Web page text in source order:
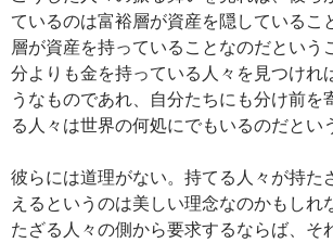
ているのは富裕層が資産を隠しているこ
層が資産を持っていることなのだという
分よりも金を持っている人々を見つけれ
うなものであれ、自分たちにも分け前を
る人々は世界の何処にでもいるのだとい
彼らには道理がない。持てる人々が持た
えるというのは美しい理念なのかもしれ
たざる人々の側から要求するならば、そ